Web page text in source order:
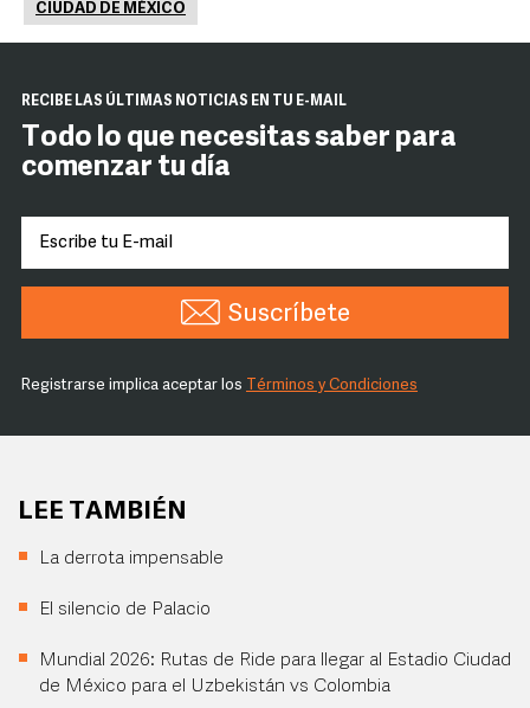
CIUDAD DE MÉXICO
RECIBE LAS ÚLTIMAS NOTICIAS EN TU E-MAIL
Todo lo que necesitas saber para
comenzar tu día
Suscríbete
Registrarse implica aceptar los Términos y Condiciones
LEE TAMBIÉN
La derrota impensable
El silencio de Palacio
Mundial 2026: Rutas de Ride para llegar al Estadio Ciudad
de México para el Uzbekistán vs Colombia